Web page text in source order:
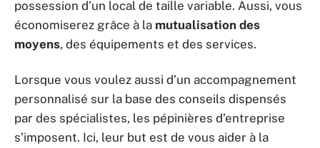
possession d’un local de taille variable. Aussi, vous
économiserez grâce à la mutualisation des
moyens, des équipements et des services.
Lorsque vous voulez aussi d’un accompagnement
personnalisé sur la base des conseils dispensés
par des spécialistes, les pépinières d’entreprise
s’imposent. Ici, leur but est de vous aider à la